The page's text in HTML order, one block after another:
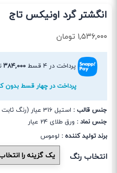
انگشتر گرد اونیکس تاج
۱,۵۳۶,۰۰۰ تومان
پرداخت در ۴ قسط ۳۸۴,۰۰۰
پرداخت در چهار قسط بدون
جنس قالب : استیل 316 عیار (رنگ ثابت و ضد حساسیت)
جنس نماد : ورق طلای 24 عیار
برند تولید کننده : لوموس
انتخاب رنگ